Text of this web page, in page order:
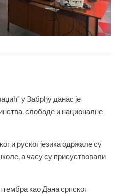
у Забрђу данас је
слободе и националне
и руског језика одржале су
а часу су присуствовали
као Дана српског